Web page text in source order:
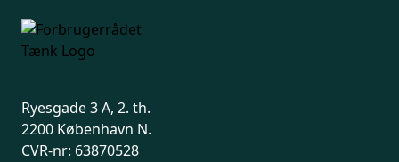
Ryesgade 3 A, 2. th.
2200 København N.
CVR-nr: 63870528